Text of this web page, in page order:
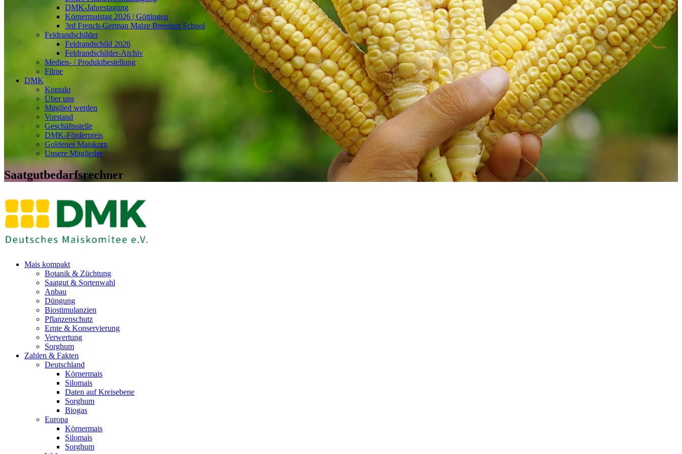
DMK-Jahrestagung
Körnermaistag 2026 | Göttingen
3rd French-German Maize Breeders School
Feldrandschilder
Feldrandschild 2026
Feldrandschilder-Archiv
Medien- / Produktbestellung
Filme
DMK
Kontakt
Über uns
Mitglied werden
Vorstand
Geschäftsstelle
DMK-Förderpreis
Goldenes Maiskorn
Unsere Mitglieder
Saatgutbedarfsrechner
Mais kompakt
Botanik & Züchtung
Saatgut & Sortenwahl
Anbau
Düngung
Biostimulanzien
Pflanzenschutz
Ernte & Konservierung
Verwertung
Sorghum
Zahlen & Fakten
Deutschland
Körnermais
Silomais
Daten auf Kreisebene
Sorghum
Biogas
Europa
Körnermais
Silomais
Sorghum